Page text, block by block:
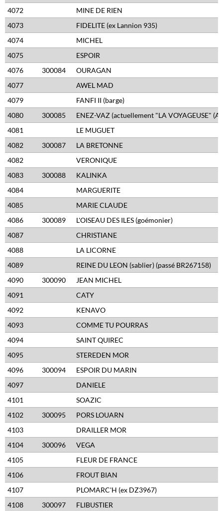
4072
MINE DE RIEN
4073
FIDELITE (ex Lannion 935)
4074
MICHEL
4075
ESPOIR
4076
300084
OURAGAN
4077
AWEL MAD
4079
FANFI II (barge)
4080
300085
ENEZ-VAZ (actuellement "LA VOYAGEUSE"
4081
LE MUGUET
4082
300087
LA BRETONNE
4082
VERONIQUE
4083
300088
KALINKA
4084
MARGUERITE
4085
MARIE CLAUDE
4086
300089
L'OISEAU DES ILES (goémonier)
4087
CHRISTIANE
4088
LA LICORNE
4089
REINE DU LEON (sablier) (passé BR267158)
4090
300090
JEAN MICHEL
4091
CATY
4092
KENAVO
4093
COMME TU POURRAS
4094
SAINT QUIREC
4095
STEREDEN MOR
4096
300094
ESPOIR DU MARIN
4097
DANIELE
4101
SOAZIC
4102
300095
PORS LOUARN
4103
DRAILLER MOR
4104
300096
VEGA
4105
FLEUR DE FRANCE
4106
FROUT BIAN
4107
PLOMARC'H (ex DZ3967)
4108
300097 FLIBUSTIER